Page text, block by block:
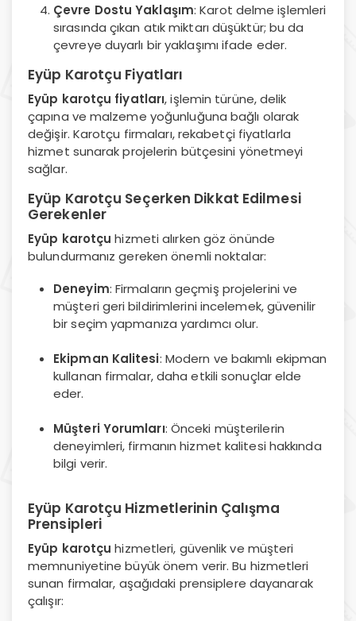
Çevre Dostu Yaklaşım: Karot delme işlemleri
sırasında çıkan atık miktarı düşüktür; bu da
çevreye duyarlı bir yaklaşımı ifade eder.
Eyüp Karotçu Fiyatları
Eyüp karotçu fiyatları, işlemin türüne, delik
çapına ve malzeme yoğunluğuna bağlı olarak
değişir. Karotçu firmaları, rekabetçi fiyatlarla
hizmet sunarak projelerin bütçesini yönetmeyi
sağlar.
Eyüp Karotçu Seçerken Dikkat Edilmesi
Gerekenler
Eyüp karotçu hizmeti alırken göz önünde
bulundurmanız gereken önemli noktalar:
Deneyim: Firmaların geçmiş projelerini ve
müşteri geri bildirimlerini incelemek, güvenilir
bir seçim yapmanıza yardımcı olur.
Ekipman Kalitesi: Modern ve bakımlı ekipman
kullanan firmalar, daha etkili sonuçlar elde
eder.
Müşteri Yorumları: Önceki müşterilerin
deneyimleri, firmanın hizmet kalitesi hakkında
bilgi verir.
Eyüp Karotçu Hizmetlerinin Çalışma
Prensipleri
Eyüp karotçu hizmetleri, güvenlik ve müşteri
memnuniyetine büyük önem verir. Bu hizmetleri
sunan firmalar, aşağıdaki prensiplere dayanarak
çalışır: